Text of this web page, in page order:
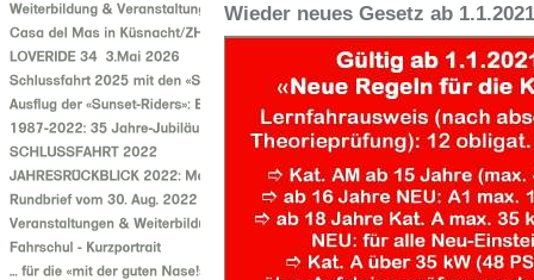
Wieder neues Gesetz ab 1.1.2021